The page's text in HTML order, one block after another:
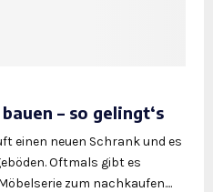
– so gelingt‘s
einen neuen Schrank und es
Oftmals gibt es
zum nachkaufen....